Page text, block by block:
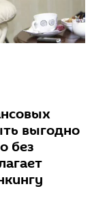
выгодно
без